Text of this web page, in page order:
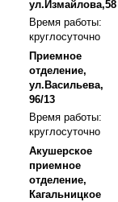
ул.Измайлова,58
Время работы:
круглосуточно
Приемное
отделение,
ул.Васильева,
96/13
Время работы:
круглосуточно
Акушерское
приемное
отделение,
Кагальницкое